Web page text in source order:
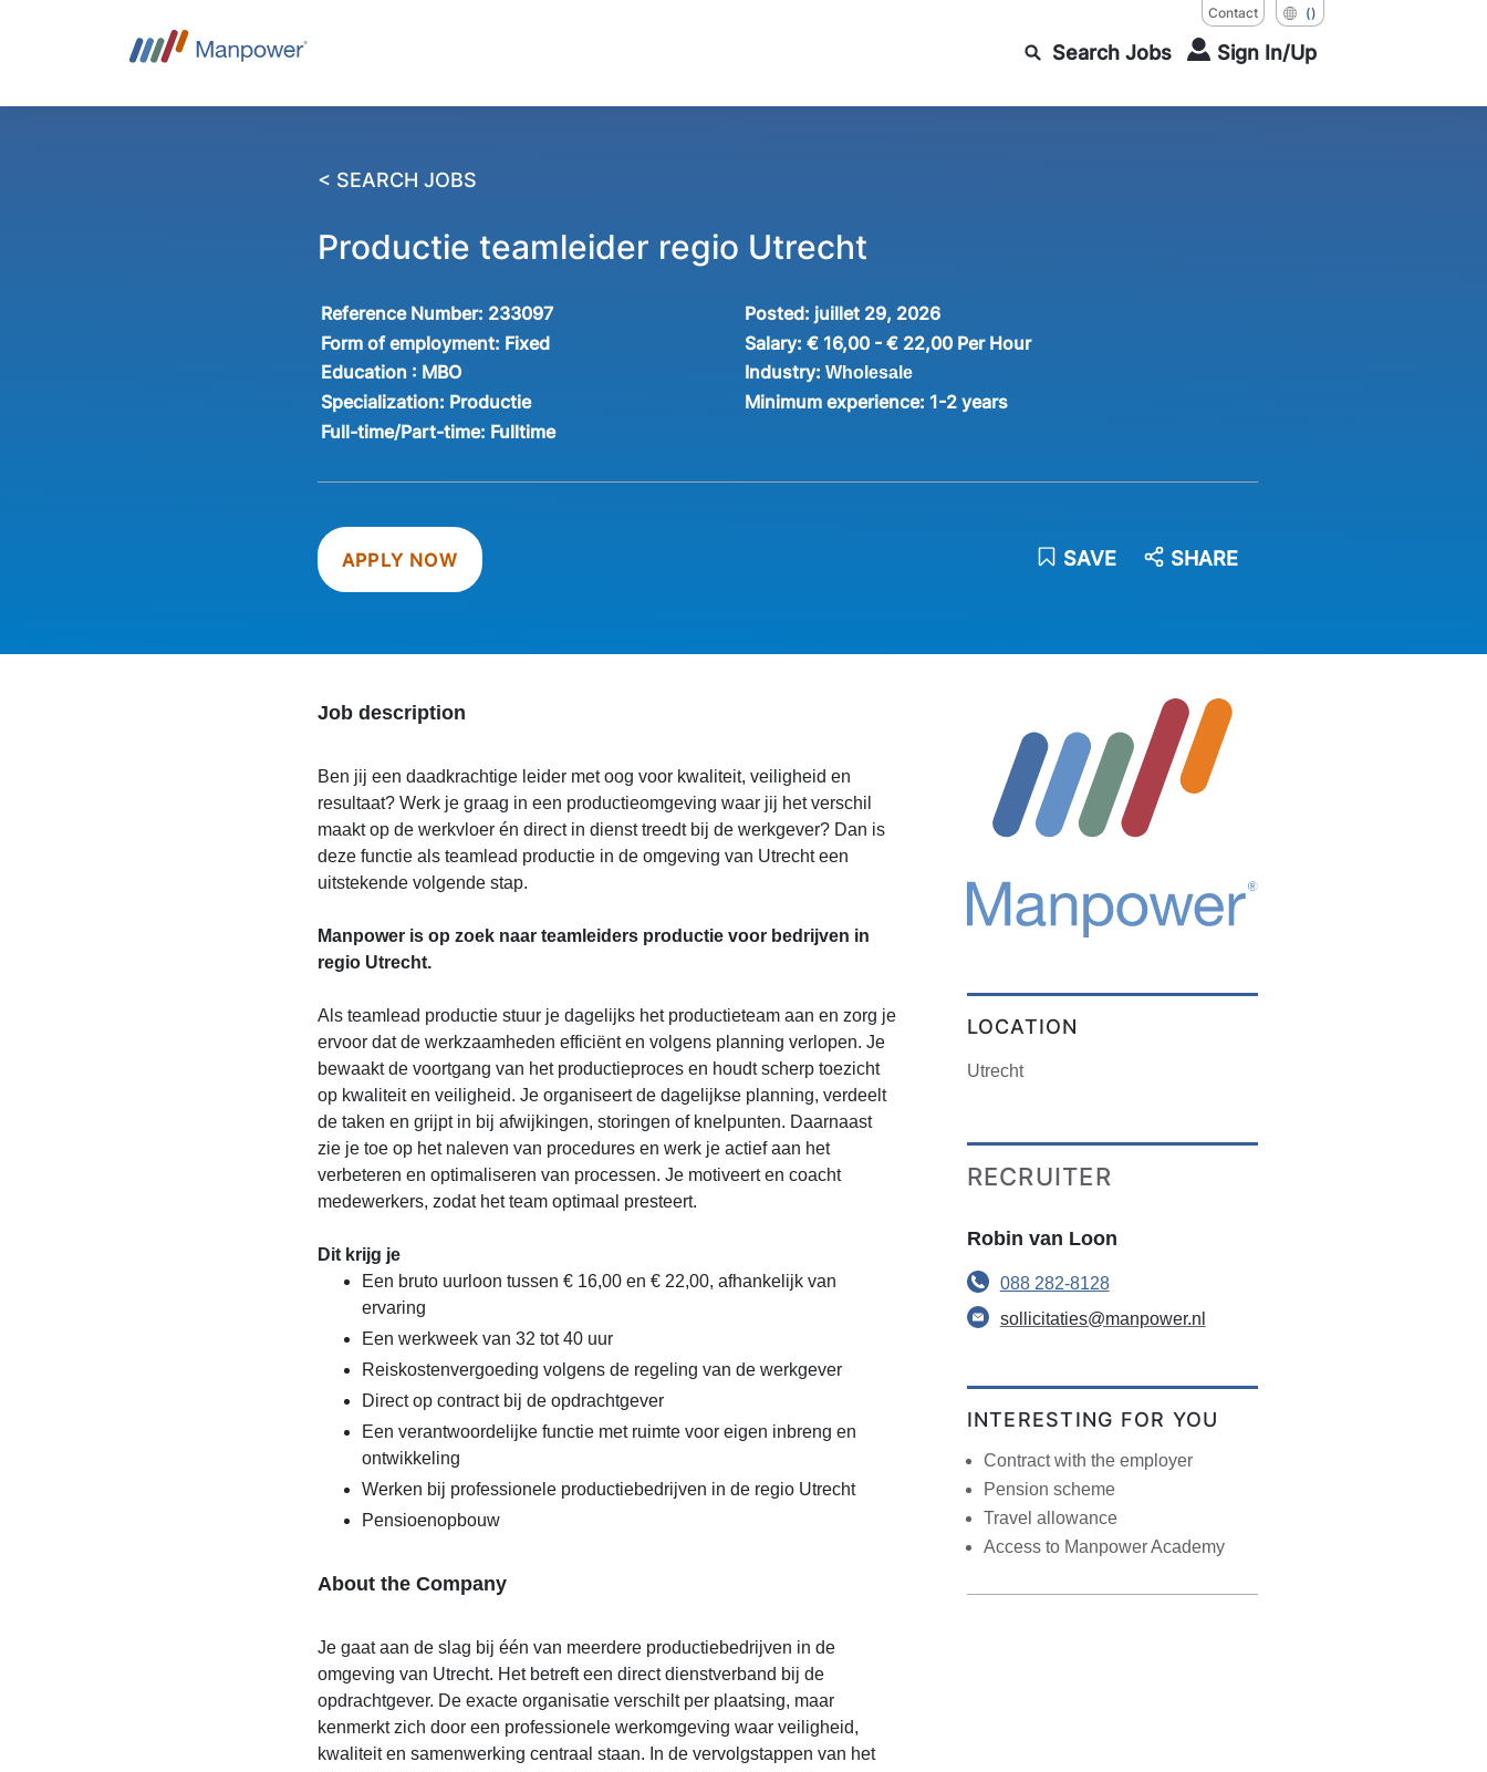
Contact ()
Search Jobs Sign In/Up
< SEARCH JOBS
Productie teamleider regio Utrecht
Reference Number: 233097 Posted: juillet 29, 2026
Form of employment: Fixed Salary: € 16,00 - € 22,00 Per Hour
Education : MBO Industry: Wholesale
Specialization: Productie Minimum experience: 1-2 years
Full-time/Part-time: Fulltime
APPLY NOW SAVE SHARE
Job description
Ben jij een daadkrachtige leider met oog voor kwaliteit, veiligheid en
resultaat? Werk je graag in een productieomgeving waar jij het verschil
maakt op de werkvloer én direct in dienst treedt bij de werkgever? Dan is
deze functie als teamlead productie in de omgeving van Utrecht een
uitstekende volgende stap.
Manpower is op zoek naar teamleiders productie voor bedrijven in
regio Utrecht.
Als teamlead productie stuur je dagelijks het productieteam aan en zorg je
ervoor dat de werkzaamheden efficiënt en volgens planning verlopen. Je
bewaakt de voortgang van het productieproces en houdt scherp toezicht
op kwaliteit en veiligheid. Je organiseert de dagelijkse planning, verdeelt
de taken en grijpt in bij afwijkingen, storingen of knelpunten. Daarnaast
zie je toe op het naleven van procedures en werk je actief aan het
verbeteren en optimaliseren van processen. Je motiveert en coacht
medewerkers, zodat het team optimaal presteert.
Dit krijg je
Een bruto uurloon tussen € 16,00 en € 22,00, afhankelijk van
ervaring
Een werkweek van 32 tot 40 uur
Reiskostenvergoeding volgens de regeling van de werkgever
Direct op contract bij de opdrachtgever
Een verantwoordelijke functie met ruimte voor eigen inbreng en
ontwikkeling
Werken bij professionele productiebedrijven in de regio Utrecht
Pensioenopbouw
About the Company
Je gaat aan de slag bij één van meerdere productiebedrijven in de
omgeving van Utrecht. Het betreft een direct dienstverband bij de
opdrachtgever. De exacte organisatie verschilt per plaatsing, maar
kenmerkt zich door een professionele werkomgeving waar veiligheid,
kwaliteit en samenwerking centraal staan. In de vervolgstappen van het
LOCATION
Utrecht
RECRUITER
Robin van Loon
088 282-8128
sollicitaties@manpower.nl
INTERESTING FOR YOU
Contract with the employer
Pension scheme
Travel allowance
Access to Manpower Academy